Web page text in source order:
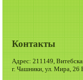
Контакты
Адрес: 211149,
г. Чашники, ул. Мира,